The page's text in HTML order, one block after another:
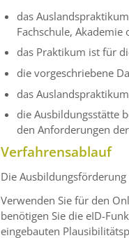
das
Fachschule, Akademie
das Praktikum ist für
die vorgeschriebene
das
die Ausbildungsstätte
den Anforderungen
Verfahrensablauf
Die
Verwenden Sie für den
benötigen Sie die eID-
eingebauten